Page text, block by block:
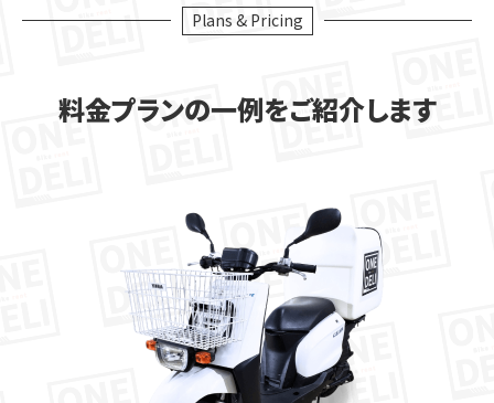
Plans & Pricing
料金プランの一例をご紹介します